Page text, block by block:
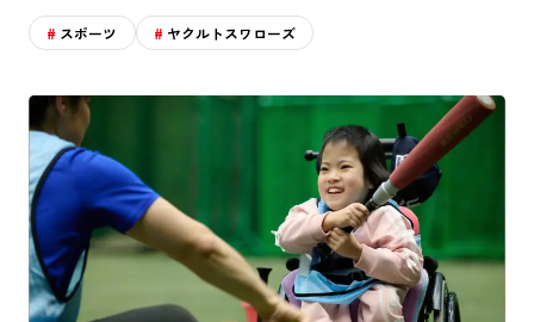
スポーツ ヤクルトスワローズ